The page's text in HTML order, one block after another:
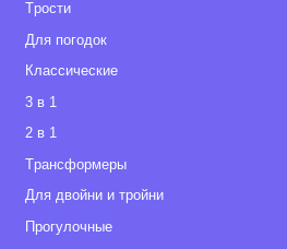
Tрости
Для погодок
Классические
3 в 1
2 в 1
Tрансформеры
Для двойни и тройни
Прогулочные